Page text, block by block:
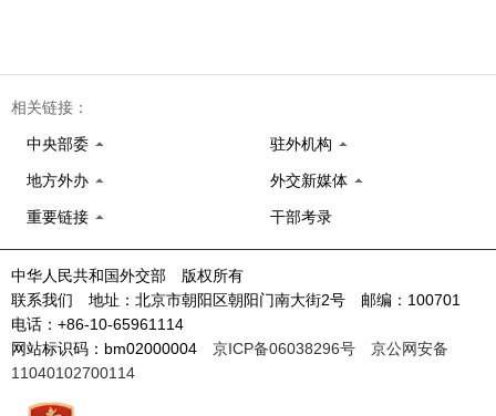
相关链接：
中央部委 驻外机构
地方外办 外交新媒体
重要链接 干部考录
中华人民共和国外交部 版权所有
联系我们 地址：北京市朝阳区朝阳门南大街2号 邮编：100701
电话：+86-10-65961114
网站标识码：bm02000004 京ICP备06038296号
京公网安备
11040102700114